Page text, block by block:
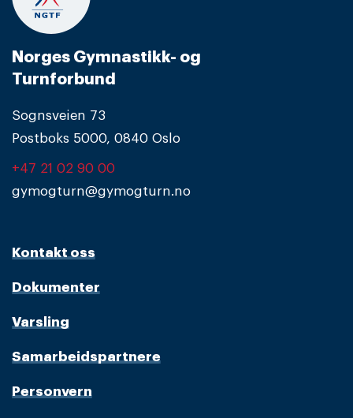
Norges Gymnastikk- og
Turnforbund
Sognsveien 73
Postboks 5000, 0840 Oslo
+47 21 02 90 00
gymogturn@gymogturn.no
Kontakt oss
Dokumenter
Varsling
Samarbeidspartnere
Personvern